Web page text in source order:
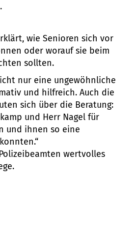
wie Senioren sich vor
oder worauf sie beim
sollten.
nur eine ungewöhnliche
und hilfreich. Auch die
sich über die Beratung:
und Herr Nagel für
und ihnen so eine
wertvolles